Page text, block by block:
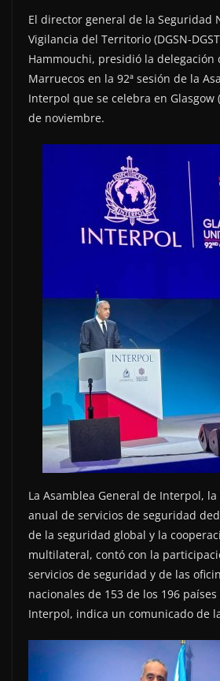
El director general de la Seguridad
Vigilancia del Territorio (DGSN-
Hammouchi, presidió la delegación
Marruecos en la 92ª sesión de la
Interpol que se celebra en Glasgow
de noviembre.
La Asamblea General de Interpol,
anual de servicios de seguridad
de la seguridad global y la
multilateral, contó con la
servicios de seguridad y de las
nacionales de 153 de los 196
Interpol, indica un comunicado de